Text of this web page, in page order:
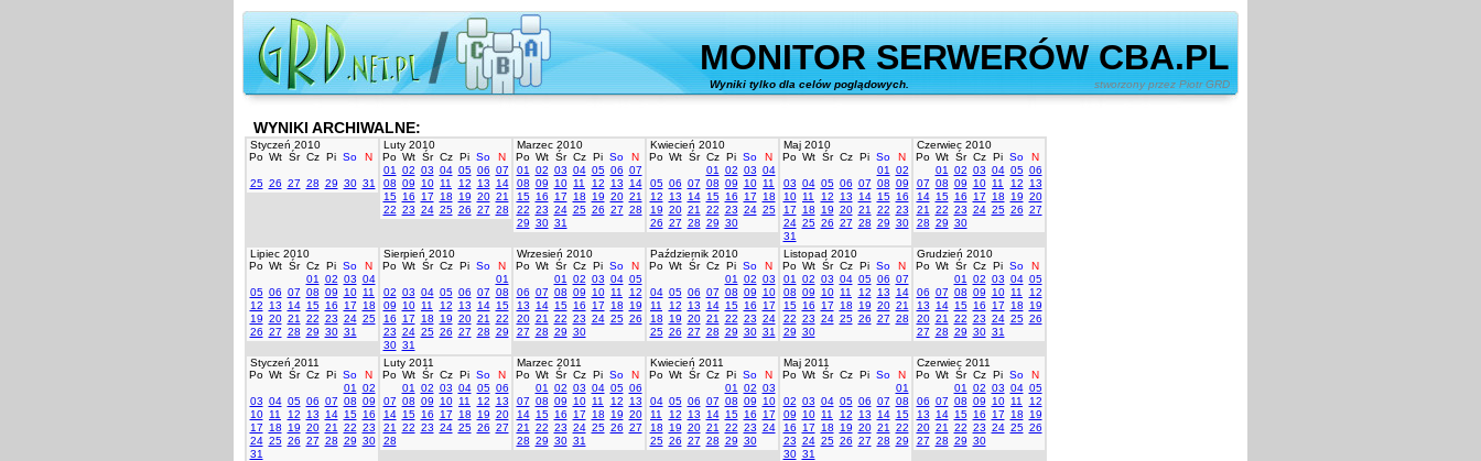
MONITOR SERWERÓW CBA.PL
Wyniki tylko dla celów poglądowych.stworzony przez Piotr GRD
WYNIKI ARCHIWALNE:
Styczeń 2010
Po Wt Śr Cz Pi So N
25 26 27 28 29 30 31
Luty 2010
Po Wt Śr Cz Pi So
N
01
02 03 04 05 06 07
08 09 10 11 12 13
14
15 16 17 18 19 20 21
22 23 24 25 26 27 28
Marzec 2010
Po Wt Śr Cz Pi So
N
01
02 03 04 05 06 07
08 09 10 11 12 13
14
15 16 17 18 19 20 21
22 23 24 25 26 27 28
29 30 31
Kwiecień 2010
Po Wt Śr Cz Pi So
N
01
02 03 04
05 06 07 08 09 10 11
12
13 14 15 16 17
18
19 20 21 22 23 24 25
26 27 28 29 30
Maj 2010
Po Wt Śr Cz Pi So
N
01
02
03 04 05 06 07 08 09
10 11 12 13 14 15 16
17
18 19 20 21 22 23
24 25 26 27 28 29 30
31
Czerwiec 2010
Po Wt Śr Cz Pi So
N
01
02 03 04 05 06
07 08 09 10 11 12
13
14 15 16 17 18 19 20
21
22 23 24 25 26 27
28 29 30
Lipiec 2010
Po Wt Śr Cz Pi So
N
01
02 03 04
05 06 07 08 09 10 11
12
13 14 15 16 17
18
19 20 21 22 23 24 25
26 27 28 29 30 31
Sierpień 2010
Po Wt Śr Cz Pi So
N
01
02 03 04 05 06 07 08
09
10 11 12 13 14 15
16
17 18 19 20 21
22
23 24 25 26 27 28 29
30 31
Wrzesień 2010
Po Wt Śr Cz Pi So
N
01
02 03 04 05
06 07 08 09 10 11
12
13
14 15 16 17 18
19
20 21 22 23 24 25 26
27 28 29 30
Październik 2010
Po Wt Śr Cz Pi So
N
01
02 03
04 05 06 07 08 09
10
11
12 13 14 15 16
17
18
19 20 21 22 23 24
25 26 27 28 29 30 31
Listopad 2010
Po Wt Śr Cz Pi So
N
01
02 03 04 05 06 07
08 09 10 11 12 13
14
15 16 17 18 19 20 21
22 23 24 25 26 27 28
29 30
Grudzień 2010
Po Wt Śr Cz Pi So
N
01
02 03 04 05
06 07 08 09 10 11
12
13
14 15 16 17 18
19
20 21 22 23 24 25 26
27 28 29 30 31
Styczeń 2011
Po Wt Śr Cz Pi So
N
01
02
03 04 05 06 07 08 09
10 11 12 13 14 15 16
17
18 19 20 21 22 23
24 25 26 27 28 29 30
31
Luty 2011
Po Wt Śr Cz Pi So
N
01
02 03 04 05 06
07 08 09 10 11 12
13
14 15 16 17 18 19 20
21
22 23 24 25 26 27
28
Marzec 2011
Po Wt Śr Cz Pi So
N
01
02 03 04 05 06
07 08 09 10 11 12
13
14 15 16 17 18 19 20
21
22 23 24 25 26 27
28 29 30 31
Kwiecień 2011
Po Wt Śr Cz Pi So
N
01
02 03
04 05 06 07 08 09
10
11
12 13 14 15 16
17
18
19 20 21 22 23 24
25 26 27 28 29 30
Maj 2011
Po Wt Śr Cz Pi So
N
01
02 03 04 05 06 07 08
09
10 11 12 13 14 15
16
17 18 19 20 21
22
23 24 25 26 27 28 29
30 31
Czerwiec 2011
Po Wt Śr Cz Pi So
N
01
02 03 04 05
06 07 08 09 10 11
12
13
14 15 16 17 18
19
20 21 22 23 24 25 26
27 28 29 30